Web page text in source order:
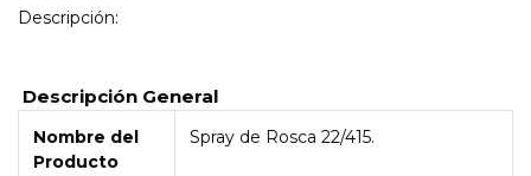
Descripción:
Descripción General
Nombre del
Producto
Spray de Rosca 22/415.